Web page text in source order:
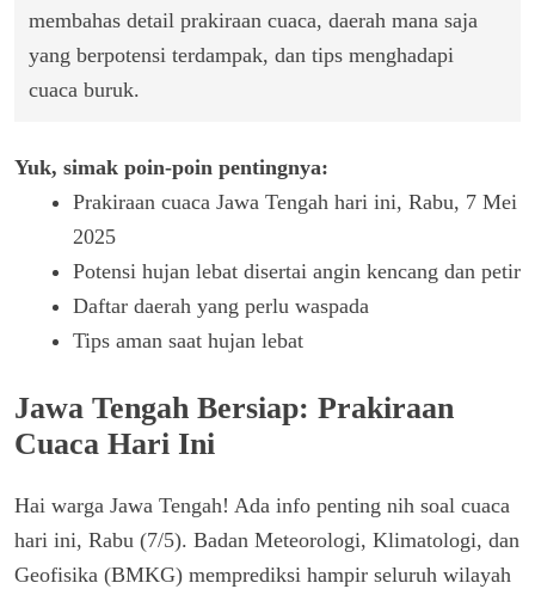
membahas detail prakiraan cuaca, daerah mana saja
yang berpotensi terdampak, dan tips menghadapi
cuaca buruk.
Yuk, simak poin-poin pentingnya:
Prakiraan cuaca Jawa Tengah hari ini, Rabu, 7 Mei
2025
Potensi hujan lebat disertai angin kencang dan petir
Daftar daerah yang perlu waspada
Tips aman saat hujan lebat
Jawa Tengah Bersiap: Prakiraan
Cuaca Hari Ini
Hai warga Jawa Tengah! Ada info penting nih soal cuaca
hari ini, Rabu (7/5). Badan Meteorologi, Klimatologi, dan
Geofisika (BMKG) memprediksi hampir seluruh wilayah